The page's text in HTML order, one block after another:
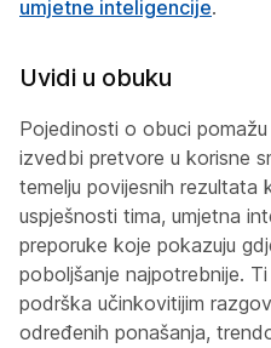
umjetne inteligencije.
Uvidi u obuku
Pojedinosti o obuci
izvedbi pretvore u korisne
temelju povijesnih rezultata
uspješnosti tima, umjetna
preporuke koje pokazuju
poboljšanje najpotrebnije.
podrška učinkovitijim
određenih ponašanja,